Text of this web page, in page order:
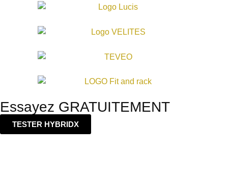
Essayez GRATUITEMENT
TESTER HYBRIDX